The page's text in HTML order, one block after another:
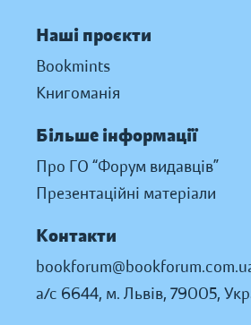
Наші проєкти
Bookmints
Книгоманія
Більше інформації
Про ГО “Форум видавців”
Презентаційні матеріали
Контакти
а/с 6644, м. Львів, 79005,